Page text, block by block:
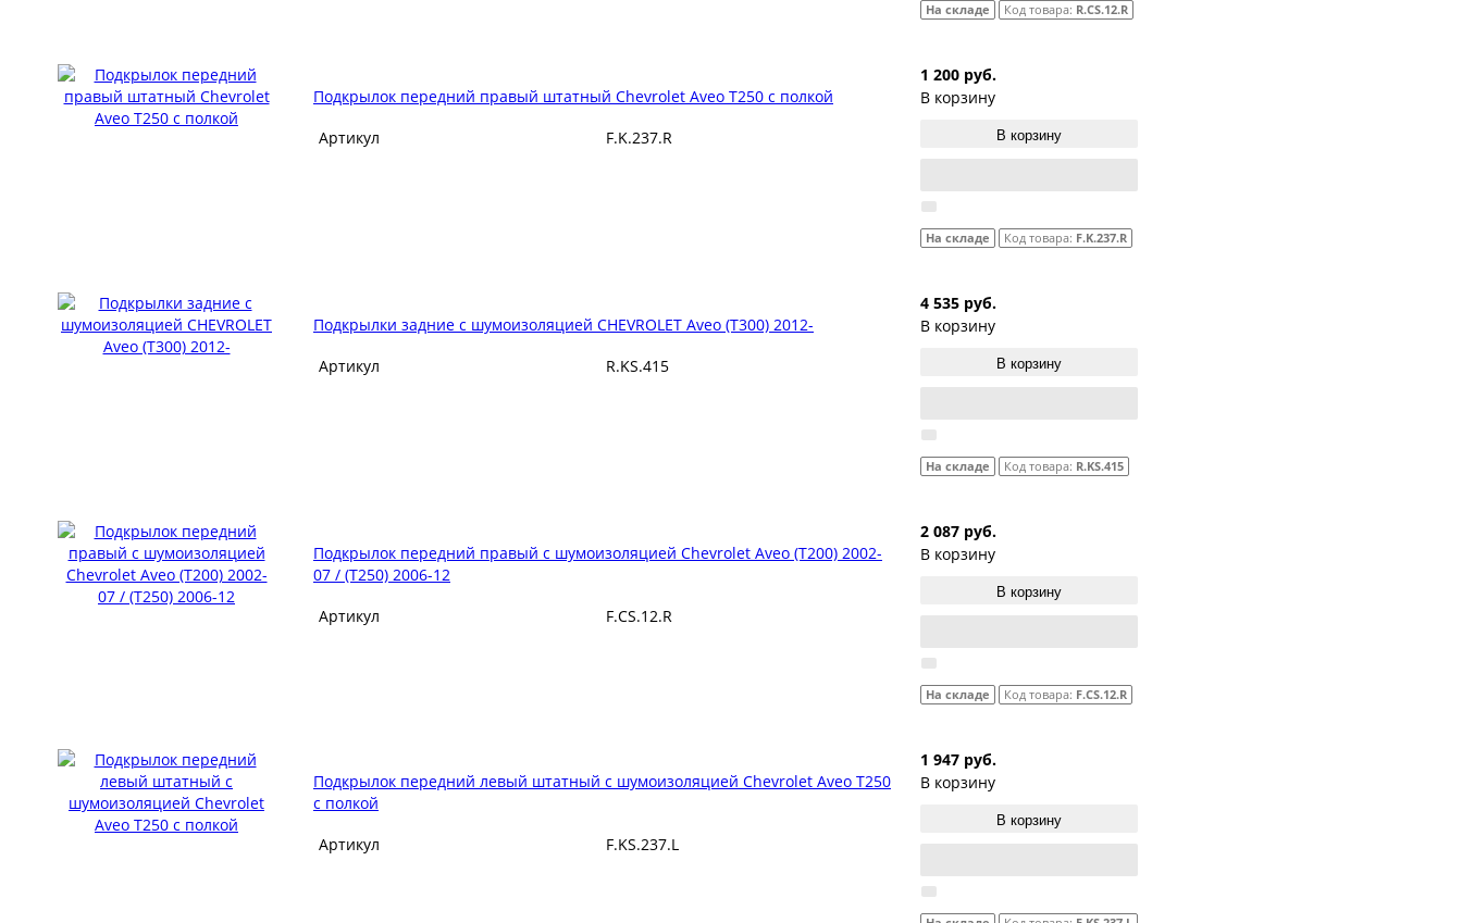
На складе Код товара: R.CS.12.R
Подкрылок передний правый штатный Chevrolet Aveo T250 с полкой
Артикул
F.K.237.R
1 200 руб.
В корзину
В корзину
На складе Код товара: F.K.237.R
Подкрылки задние с шумоизоляцией CHEVROLET Aveo (T300) 2012-
Артикул
R.KS.415
4 535 руб.
В корзину
В корзину
На складе Код товара: R.KS.415
Подкрылок передний правый с шумоизоляцией Chevrolet Aveo (T200) 2002-
07 / (T250) 2006-12
Артикул
F.CS.12.R
2 087 руб.
В корзину
В корзину
На складе Код товара: F.CS.12.R
Подкрылок передний левый штатный с шумоизоляцией Chevrolet Aveo T250
с полкой
Артикул
F.KS.237.L
1 947 руб.
В корзину
В корзину